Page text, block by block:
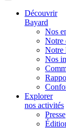
Découvrir
Bayard
Nos
Notre
Notre
Nos
Explorer
nos activités
Presse